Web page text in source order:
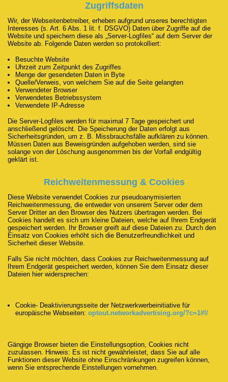
Zugriffsdaten
Wir, der Webseitenbetreiber, erheben aufgrund unseres berechtigten
Interesses (s. Art. 6 Abs. 1 lit. f. DSGVO) Daten über Zugriffe auf die
Website und speichern diese als „Server-Logfiles“ auf dem Server der
Website ab. Folgende Daten werden so protokolliert:
Besuchte Website
Uhrzeit zum Zeitpunkt des Zugriffes
Menge der gesendeten Daten in Byte
Quelle/Verweis, von welchem Sie auf die Seite gelangten
Verwendeter Browser
Verwendetes Betriebssystem
Verwendete IP-Adresse
Die Server-Logfiles werden für maximal 7 Tage gespeichert und
anschließend gelöscht. Die Speicherung der Daten erfolgt aus
Sicherheitsgründen, um z. B. Missbrauchsfälle aufklären zu können.
Müssen Daten aus Beweisgründen aufgehoben werden, sind sie
solange von der Löschung ausgenommen bis der Vorfall endgültig
geklärt ist.
Reichweitenmessung & Cookies
Diese Website verwendet Cookies zur pseudoanymisierten
Reichweitenmessung, die entweder von unserem Server oder dem
Server Dritter an den Browser des Nutzers übertragen werden. Bei
Cookies handelt es sich um kleine Dateien, welche auf Ihrem Endgerät
gespeichert werden. Ihr Browser greift auf diese Dateien zu. Durch den
Einsatz von Cookies erhöht sich die Benutzerfreundlichkeit und
Sicherheit dieser Website.
Falls Sie nicht möchten, dass Cookies zur Reichweitenmessung auf
Ihrem Endgerät gespeichert werden, können Sie dem Einsatz dieser
Dateien hier widersprechen:
Cookie- Deaktivierungsseite der Netzwerkwerbeinitiative für
europäische Webseiten: optout.networkadvertising.org/?c=1#!/
Gängige Browser bieten die Einstellungsoption, Cookies nicht
zuzulassen. Hinweis: Es ist nicht gewährleistet, dass Sie auf alle
Funktionen dieser Website ohne Einschränkungen zugreifen können,
wenn Sie entsprechende Einstellungen vornehmen.